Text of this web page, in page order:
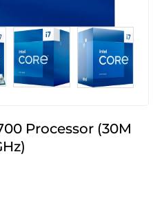
Processor (30M